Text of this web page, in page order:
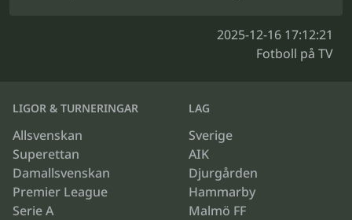
2025-12-16 17:12:21
Fotboll på TV
LIGOR & TURNERINGAR
Allsvenskan
Superettan
Damallsvenskan
Premier League
Serie A
LAG
Sverige
AIK
Djurgården
Hammarby
Malmö FF